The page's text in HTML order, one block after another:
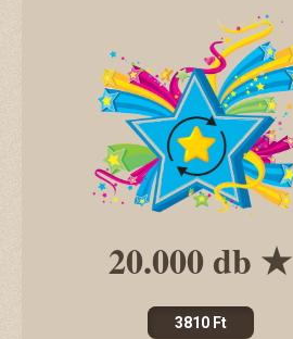
20.000 db ★
3810 Ft